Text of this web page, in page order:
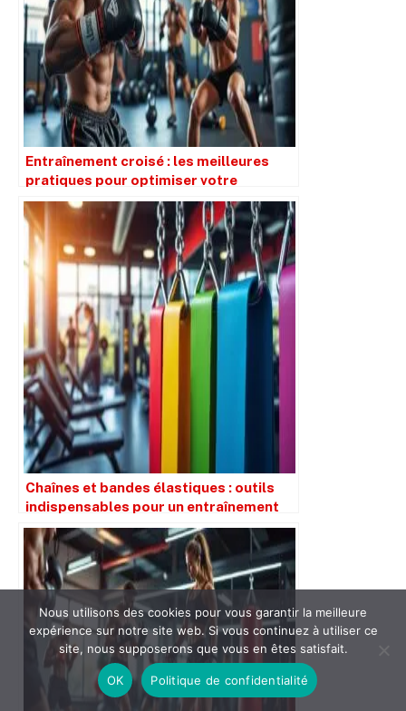
Entraînement croisé : les meilleures
pratiques pour optimiser votre
performance en sport de combat
Chaînes et bandes élastiques : outils
indispensables pour un entraînement
dynamique en 2025
Nous utilisons des cookies pour vous garantir la meilleure
expérience sur notre site web. Si vous continuez à utiliser ce
site, nous supposerons que vous en êtes satisfait.
OK Politique de confidentialité